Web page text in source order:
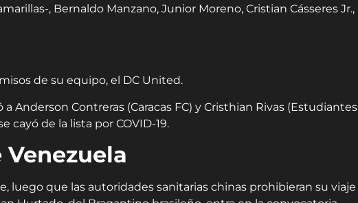
, Bernaldo Manzano, Junior Moreno, Cristian Cásseres Jr.,
de su equipo, el DC United.
Anderson Contreras (Caracas FC) y Cristhian Rivas (Estudiantes
cayó de la lista por COVID-19.
luego que las autoridades sanitarias chinas prohibieran su viaje